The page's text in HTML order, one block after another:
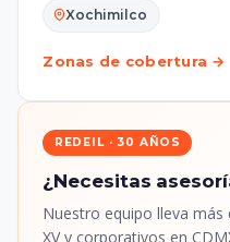
Xochimilco
Zonas de cobertura →
REDEIL · 30 AÑOS
¿Necesitas
Nuestro equipo lleva
XV y corporativos en